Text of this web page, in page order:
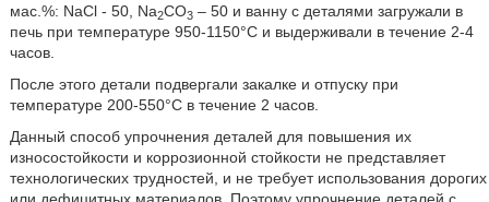
мас.%: NaCl - 50, Na2CO3– 50 и ванну с деталями загружали в
печь при температуре 950-1150°С и выдерживали в течение 2-4
часов.
После этого детали подвергали закалке и отпуску при
температуре 200-550°С в течение 2 часов.
Данный способ упрочнения деталей для повышения их
износостойкости и коррозионной стойкости не представляет
технологических трудностей, и не требует использования дорогих